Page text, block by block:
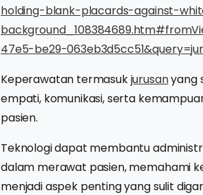
holding-blank-placards-against-
47e5-be29-
Keperawatan termasukjurusanyang
empati, komunikasi, serta
pasien.
Teknologi dapat membantu
dalam merawat pasien, memahami
menjadi aspek penting yang sulit